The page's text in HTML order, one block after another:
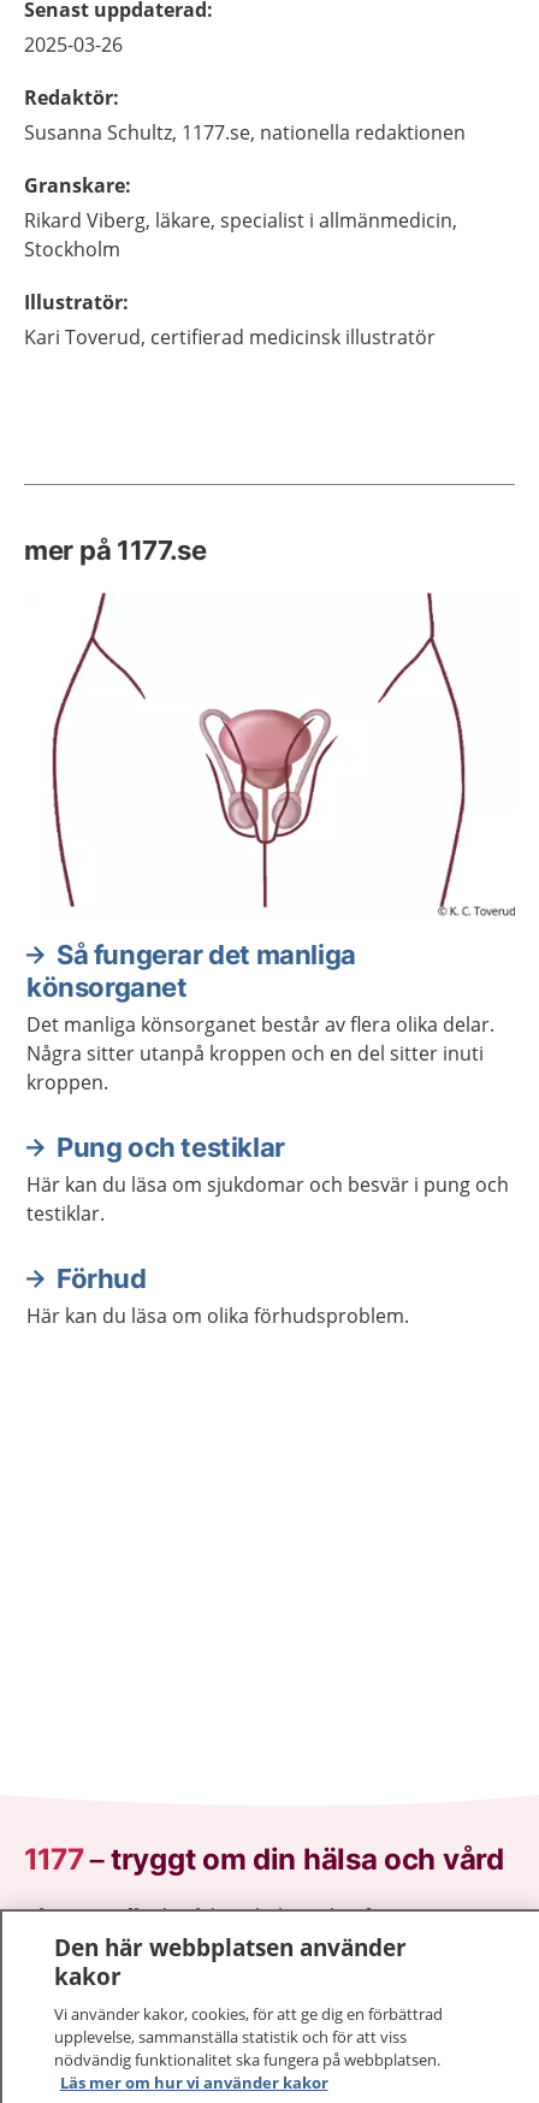
Senast uppdaterad:
2025-03-26
Redaktör:
Susanna Schultz, 1177.se, nationella redaktionen
Granskare:
Rikard Viberg, läkare, specialist i allmänmedicin,
Stockholm
Illustratör:
Kari Toverud, certifierad medicinsk illustratör
mer på 1177.se
Så fungerar det manliga
könsorganet
Det manliga könsorganet består av flera olika delar.
Några sitter utanpå kroppen och en del sitter inuti
kroppen.
Pung och testiklar
Här kan du läsa om sjukdomar och besvär i pung och
testiklar.
Förhud
Här kan du läsa om olika förhudsproblem.
1177–tryggt om din hälsa och vård
På 1177.se får du råd om hälsa och information om
sjukdomar och vilka mottagningar du kan kontakta.
Logga in för att läsa din journal och göra dina
vårdärenden. Ring telefonnummer 1177 för
sjukvårdsrådgivning dygnet runt.
1177 ger dig råd när du vill må bättre.
Den här webbplatsen använder
kakor
Vi använder kakor, cookies, för att ge dig en förbättrad
upplevelse, sammanställa statistik och för att viss
nödvändig funktionalitet ska fungera på webbplatsen.
Läs mer om hur vi använder kakor